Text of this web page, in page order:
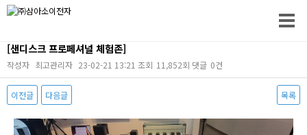
[샌디스크 프로페셔널 체험존]
작성자 최고관리자 23-02-21 13:21 조회 11,852회 댓글 0건
이전글 다음글 목록
본문